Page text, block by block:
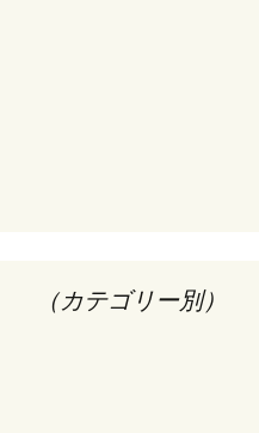
（カテゴリー別）